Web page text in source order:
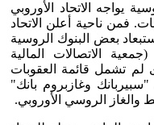
يواجه الاتحاد الأوروبي
فمن ناحية أعلن الاتحاد
بعض البنوك الروسية
الاتصالات المالية
لم تشمل قائمة العقوبات
"سبيربانك وغازبروم بانك"
والغاز الروسي الأوروبي.